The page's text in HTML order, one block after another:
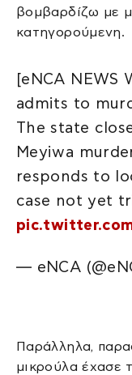
βομβαρδίζω με
κατηγορούμενη.
[eNCA NEWS
admits to
The state
Meyiwa
responds to
case not yet
— eNCA
Παράλληλα,
μικρούλα έχασε